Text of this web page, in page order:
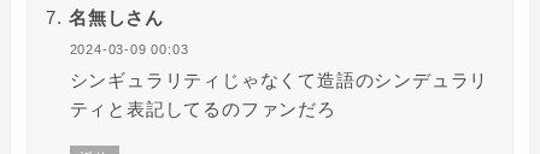
名無しさん
2024-03-09 00:03
シンギュラリティじゃなくて造語のシンデュラリ
ティと表記してるのファンだろ